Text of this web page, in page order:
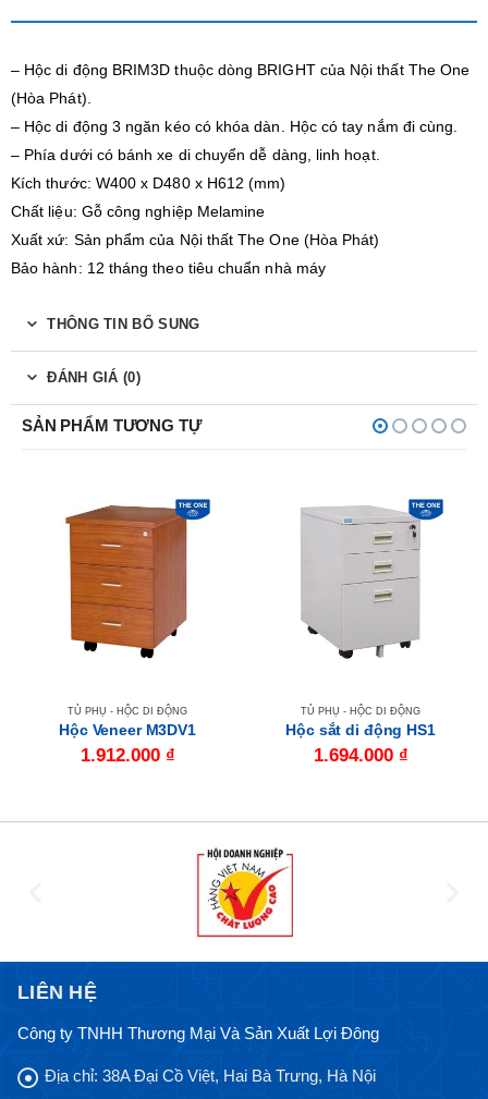
– Hộc di động BRIM3D thuộc dòng BRIGHT của Nội thất The One
(Hòa Phát).
– Hộc di động 3 ngăn kéo có khóa dàn. Hộc có tay nắm đi cùng.
– Phía dưới có bánh xe di chuyển dễ dàng, linh hoạt.
Kích thước: W400 x D480 x H612 (mm)
Chất liệu: Gỗ công nghiệp Melamine
Xuất xứ: Sản phẩm của Nội thất The One (Hòa Phát)
Bảo hành: 12 tháng theo tiêu chuẩn nhà máy
THÔNG TIN BỔ SUNG
ĐÁNH GIÁ (0)
SẢN PHẨM TƯƠNG TỰ
TỦ PHỤ - HỘC DI ĐỘNG
Hộc Veneer M3DV1
1.912.000 ₫
TỦ PHỤ - HỘC DI ĐỘNG
Hộc sắt di động HS1
1.694.000 ₫
LIÊN HỆ
Công ty TNHH Thương Mại Và Sản Xuất Lợi Đông
Địa chỉ: 38A Đại Cồ Việt, Hai Bà Trưng, Hà Nội